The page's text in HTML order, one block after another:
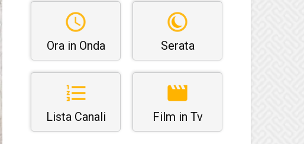
Ora in Onda Serata
Lista Canali Film in Tv